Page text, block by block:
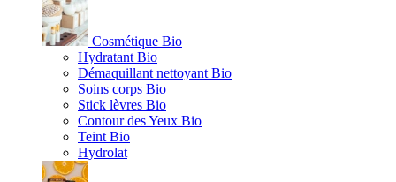
Cosmétique Bio
Hydratant Bio
Démaquillant nettoyant Bio
Soins corps Bio
Stick lèvres Bio
Contour des Yeux Bio
Teint Bio
Hydrolat